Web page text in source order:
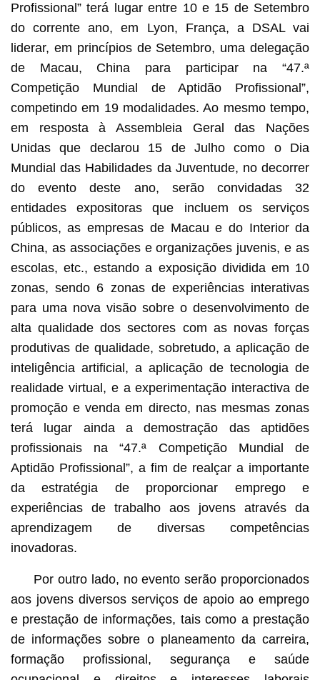
Profissional” terá lugar entre 10 e 15 de Setembro
do corrente ano, em Lyon, França, a DSAL vai
liderar, em princípios de Setembro, uma delegação
de Macau, China para participar na “47.ª
Competição Mundial de Aptidão Profissional”,
competindo em 19 modalidades. Ao mesmo tempo,
em resposta à Assembleia Geral das Nações
Unidas que declarou 15 de Julho como o Dia
Mundial das Habilidades da Juventude, no decorrer
do evento deste ano, serão convidadas 32
entidades expositoras que incluem os serviços
públicos, as empresas de Macau e do Interior da
China, as associações e organizações juvenis, e as
escolas, etc., estando a exposição dividida em 10
zonas, sendo 6 zonas de experiências interativas
para uma nova visão sobre o desenvolvimento de
alta qualidade dos sectores com as novas forças
produtivas de qualidade, sobretudo, a aplicação de
inteligência artificial, a aplicação de tecnologia de
realidade virtual, e a experimentação interactiva de
promoção e venda em directo, nas mesmas zonas
terá lugar ainda a demostração das aptidões
profissionais na “47.ª Competição Mundial de
Aptidão Profissional”, a fim de realçar a importante
da estratégia de proporcionar emprego e
experiências de trabalho aos jovens através da
aprendizagem de diversas competências
inovadoras.
Por outro lado, no evento serão proporcionados
aos jovens diversos serviços de apoio ao emprego
e prestação de informações, tais como a prestação
de informações sobre o planeamento da carreira,
formação profissional, segurança e saúde